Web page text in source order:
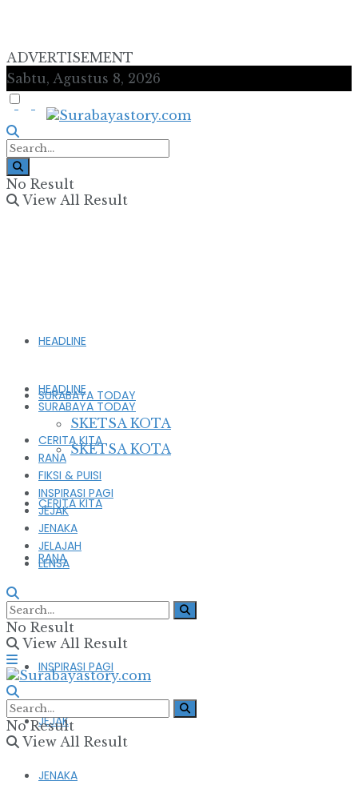
ADVERTISEMENT
Sabtu, Agustus 8, 2026
No Result
View All Result
HEADLINE
SURABAYA TODAY
SKETSA KOTA
CERITA KITA
RANA
FIKSI & PUISI
INSPIRASI PAGI
JEJAK
JENAKA
HEADLINE
SURABAYA TODAY
SKETSA KOTA
CERITA KITA
RANA
FIKSI & PUISI
INSPIRASI PAGI
JEJAK
JENAKA
JELAJAH
LENSA
No Result
View All Result
No Result
View All Result